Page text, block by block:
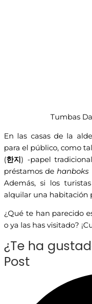
Tumbas
En las casas de la
para el público, como
(한지) -papel
préstamos de hanboks
Además, si los
alquilar una habitación
¿Qué te han parecido
o ya las has visitado?
¿Te ha
Post